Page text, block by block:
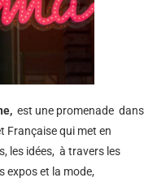
est une promenade dans
Française qui met en
les idées, à travers les
expos et la mode,